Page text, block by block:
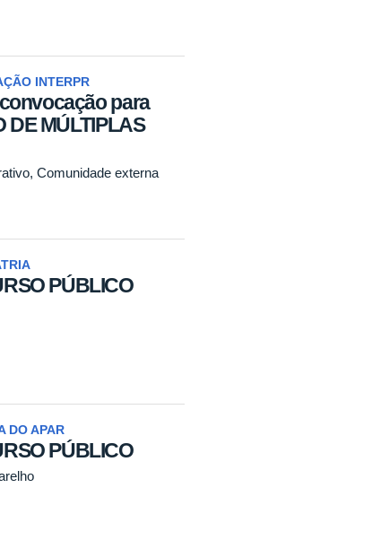
INTERPR
para
DE MÚLTIPLAS
Comunidade externa
PÚBLICO
DO APAR
PÚBLICO